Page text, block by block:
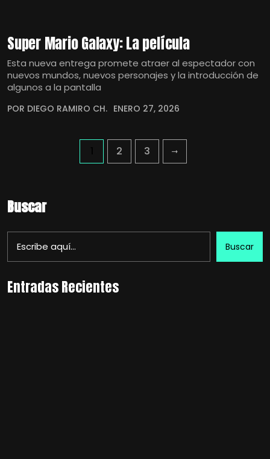
Super Mario Galaxy: La película
Esta nueva entrega promete atraer al espectador con
nuevos mundos, nuevos personajes y la introducción de
algunos a la pantalla
POR DIEGO RAMIRO CH. ENERO 27, 2026
2 3
Buscar
Buscar
Entradas Recientes